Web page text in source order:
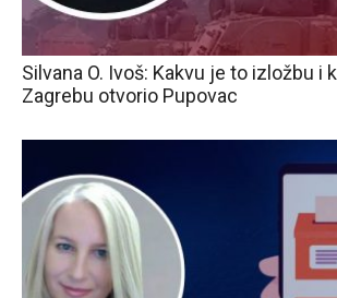
Silvana O. Ivoš: Kakvu je to izložbu i
Zagrebu otvorio Pupovac